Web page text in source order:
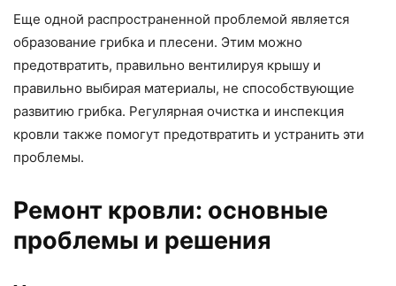
Еще одной распространенной проблемой является
образование грибка и плесени. Этим можно
предотвратить, правильно вентилируя крышу и
правильно выбирая материалы, не способствующие
развитию грибка. Регулярная очистка и инспекция
кровли также помогут предотвратить и устранить эти
проблемы.
Ремонт кровли: основные
проблемы и решения